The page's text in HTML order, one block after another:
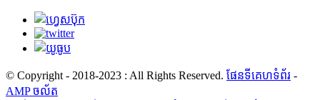
© Copyright - 2018-2023 : All Rights Reserved. ផែនទីគេហទំព័រ -
AMP ចល័ត